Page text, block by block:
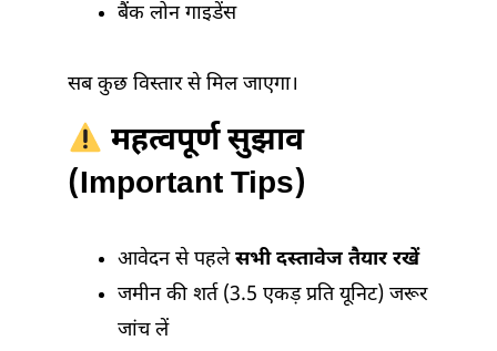
बैंक लोन गाइडेंस
सब कुछ विस्तार से मिल जाएगा।
महत्वपूर्ण सुझाव
(Important Tips)
आवेदन से पहलेसभी दस्तावेज तैयार रखें
जमीन की शर्त (3.5 एकड़ प्रति यूनिट) जरूर
जांच लें